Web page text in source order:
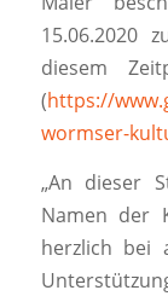
15.06.2020
diesem
(https://
wormser-
„An dieser
Namen der
herzlich bei